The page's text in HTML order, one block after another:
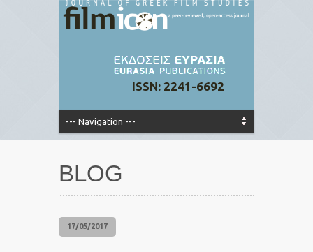
ISSN: 2241-6692
BLOG
17/05/2017